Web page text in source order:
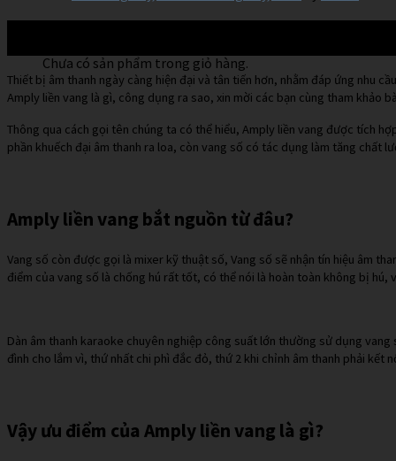
Giỏ hàng
Chưa có sản phẩm trong giỏ hàng.
Thiết bị âm thanh ngày càng hiện đại và tân tiến hơn, nhằm đáp ứng nhu
Amply liền vang là gì, công dụng ra sao, xin mời các bạn cùng tham khảo
Thông qua cách gọi tên chúng ta có thể hiểu, Amply liền vang được tích
phần khuếch đại âm thanh ra loa, còn vang số có tác dụng làm tăng chất
Amply liền vang bắt nguồn từ đâu?
Vang số còn được gọi là mixer kỹ thuật số, Vang số sẽ nhận tín hiệu âm
điểm của vang số là chống hú rất tốt, có thể nói là hoàn toàn không bị
Dàn âm thanh karaoke chuyên nghiệp công suất lớn thường sử dụng
đình cho lắm vì, thứ nhất chi phì đắc đỏ, thứ 2 khi chỉnh âm thanh phải
Vậy ưu điểm của Amply liền vang là gì?